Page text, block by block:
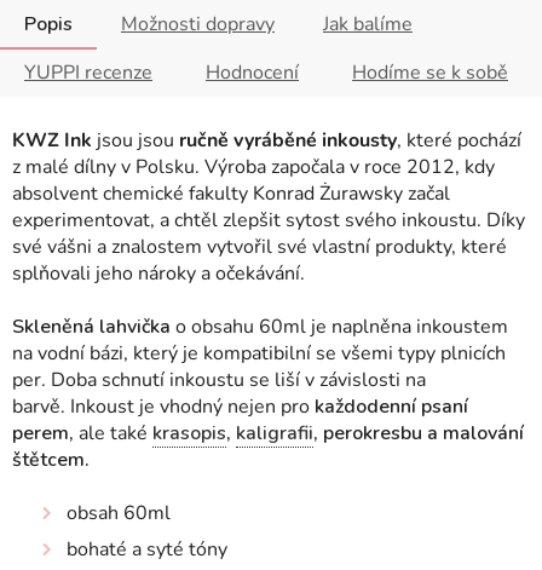
Popis Možnosti dopravy
Jak balíme
YUPPI recenze
Hodnocení Hodíme se k sobě
KWZ Ink jsou jsou ručně vyráběné inkousty, které pochází
z malé dílny v Polsku. Výroba započala v roce 2012, kdy
absolvent chemické fakulty Konrad Żurawsky začal
experimentovat, a chtěl zlepšit sytost svého inkoustu. Díky
své vášni a znalostem vytvořil své vlastní produkty, které
splňovali jeho nároky a očekávání.
Skleněná lahvička o obsahu 60ml je naplněna inkoustem
na vodní bázi, který je kompatibilní se všemi typy plnicích
per. Doba schnutí inkoustu se liší v závislosti na
barvě. Inkoust je vhodný nejen pro každodenní psaní
perem, ale také krasopis, kaligrafii, perokresbu a malování
štětcem.
obsah 60ml
bohaté a syté tóny